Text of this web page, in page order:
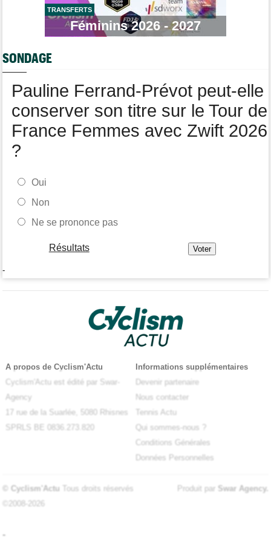
Tour de France Femmes
Lorena Wiebes : "Je dois encore finir la journée de demain"
TRANSFERTS
Féminins 2026 - 2027
SONDAGE
Pauline Ferrand-Prévot peut-elle
conserver son titre sur le Tour de
France Femmes avec Zwift 2026
?
Oui
Non
Ne se prononce pas
Résultats
-
A propos de Cyclism'Actu
Cyclism'Actu est édité par Swar-
Agency
17 rue de la Suarlée, 5080 Rhisnes
SPRLS BE 0836.273.820
Informations supplémentaires
Devenir partenaire
Nous contacter
Tennis Actu
Qui sommes-nous ?
Conditions Générales
Données Personnelles
© Cyclism'Actu Tous droits réservés
©2008-2026
Produit par Swar Agency.
-